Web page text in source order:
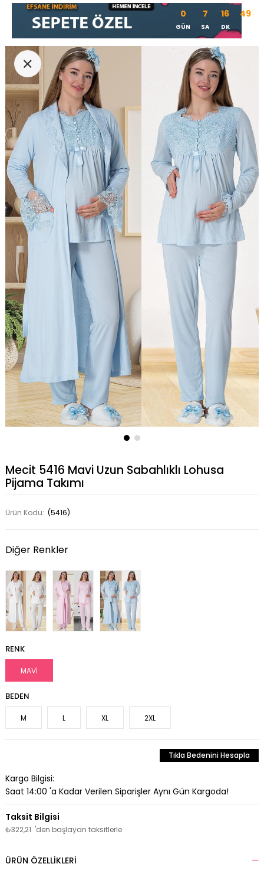
0
GÜN
7
SA
16
DK
48
Mecit 5416 Mavi Uzun Sabahlıklı Lohusa
Pijama Takımı
Ürün Kodu: (5416)
Diğer Renkler
RENK
MAVİ
BEDEN
M L XL 2XL
Tıkla Bedenini Hesapla
Kargo Bilgisi:
Saat 14:00 'a Kadar Verilen Siparişler Aynı Gün Kargoda!
₺322,21 'den başlayan taksitlerle
ÜRÜN ÖZELLIKLERI